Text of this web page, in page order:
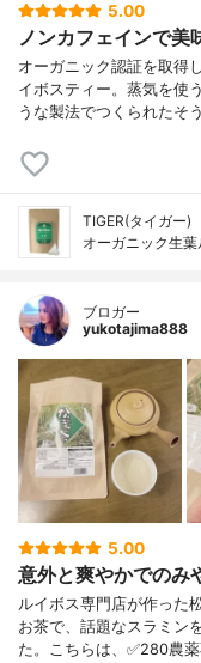
5.00
ノンカフェインで美
オーガニック認証を取得
イボスティー。蒸気を使
うな製法でつくられたそ
TIGER(タイガー)
オーガニック生
ブロガー
yukotajima888
5.00
意外と爽やかでのみ
ルイボス専門店が作った
お茶で、話題なスラミン
た。こちらは、✅280農